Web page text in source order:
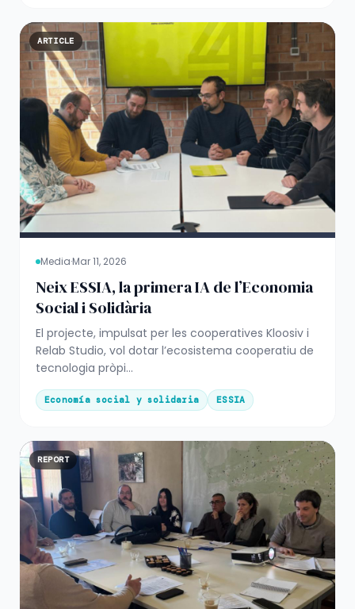
ARTICLE
Media·Mar 11, 2026
Neix ESSIA, la primera IA de l’Economia
Social i Solidària
El projecte, impulsat per les cooperatives Kloosiv i
Relab Studio, vol dotar l’ecosistema cooperatiu de
tecnologia pròpi...
Economía social y solidaria ESSIA
REPORT